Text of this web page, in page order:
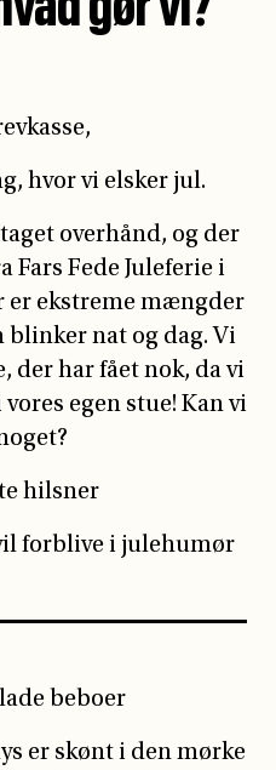
hvor vi elsker jul.
overhånd, og der
Fars Fede Juleferie i
er ekstreme mængder
nat og dag. Vi
der har fået nok, da vi
egen stue! Kan vi
hilsner
forblive i julehumør
beboer
er skønt i den mørke